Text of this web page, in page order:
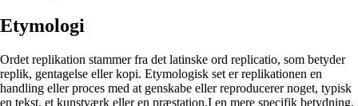
Etymologi
Ordet replikation stammer fra det latinske ord replicatio, som betyder
replik, gentagelse eller kopi. Etymologisk set er replikationen en
handling eller proces med at genskabe eller reproducerer noget, typisk
en tekst, et kunstværk eller en præstation.I en mere specifik betydning,